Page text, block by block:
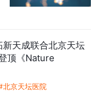
天成联合北京天坛
顶《Nature
北京天坛医院